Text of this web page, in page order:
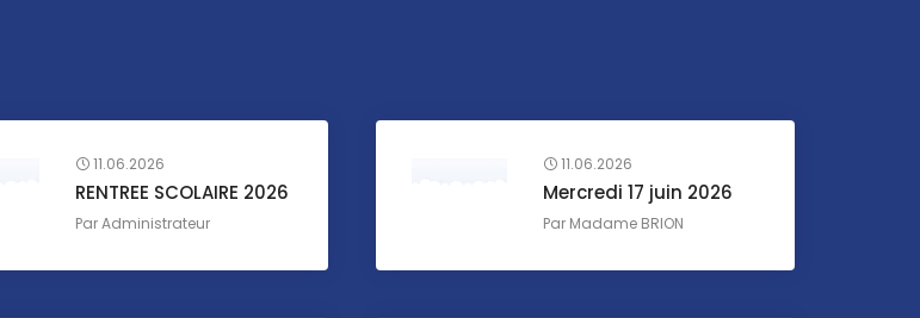
11.06.2026
RENTREE SCOLAIRE 2026
ParAdministrateur
11.06.2026
Mercredi 17 juin 2026
Par Madame BRION